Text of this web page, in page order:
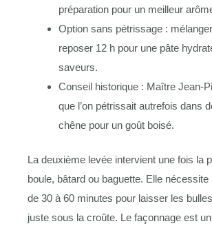
préparation pour un meilleur
Option sans pétrissage :
reposer 12 h pour une pâte
saveurs.
Conseil historique : Maître Jean-
que l’on pétrissait autrefois dans
chêne pour un goût boisé.
La deuxième levée intervient une fois la
boule, bâtard ou baguette. Elle nécessite
de 30 à 60 minutes pour laisser les
juste sous la croûte. Le façonnage est